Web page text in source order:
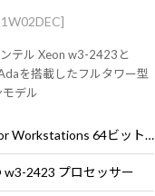
テル Xeon w3-2423と
を搭載したフルタワー型
デル
Windows 11 Pro for Workstations 64ビット (DSP)
2423 プロセッサー